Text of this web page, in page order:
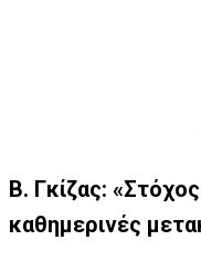
Β. Γκίζας:
καθημερινές